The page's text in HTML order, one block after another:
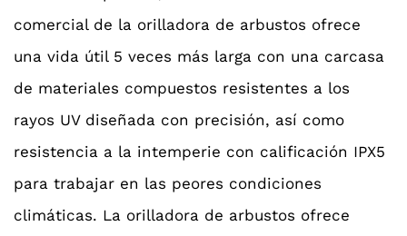
comercial de la orilladora de arbustos ofrece
una vida útil 5 veces más larga con una carcasa
de materiales compuestos resistentes a los
rayos UV diseñada con precisión, así como
resistencia a la intemperie con calificación IPX5
para trabajar en las peores condiciones
climáticas. La orilladora de arbustos ofrece